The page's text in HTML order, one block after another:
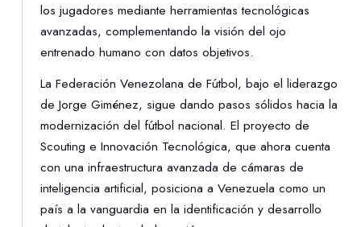
los jugadores mediante herramientas tecnológicas
avanzadas, complementando la visión del ojo
entrenado humano con datos objetivos.
La Federación Venezolana de Fútbol, bajo el liderazgo
de Jorge Giménez, sigue dando pasos sólidos hacia la
modernización del fútbol nacional. El proyecto de
Scouting e Innovación Tecnológica, que ahora cuenta
con una infraestructura avanzada de cámaras de
inteligencia artificial, posiciona a Venezuela como un
país a la vanguardia en la identificación y desarrollo